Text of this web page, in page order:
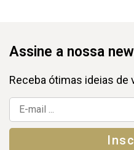
Assine a nossa
Receba ótimas ideias